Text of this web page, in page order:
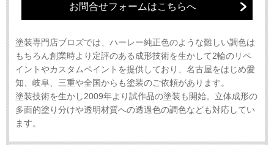
お問合せフォームはこちらへ
塗装専門店ブロズでは、ハーレー純正色のような難しい調色は
もちろん創業時より定評のある成形技術を生かして2輪のリペ
イントやカスタムペイントを提供しており、名古屋をはじめ愛
知、岐阜、三重や全国からも塗装のご依頼があります。
塗装技術を生かし2009年より試作品の塗装も開始。立体成形の
多面的塗り分けや透明材質への透過色の調色なども対応してい
ます。